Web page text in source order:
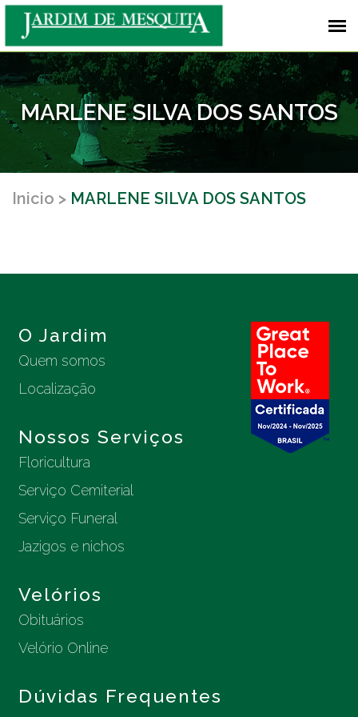
MARLENE SILVA DOS SANTOS
Inicio MARLENE SILVA DOS SANTOS
O Jardim
Quem somos
Localização
Nossos Serviços
Floricultura
Serviço Cemiterial
Serviço Funeral
Jazigos e nichos
Velórios
Obituários
Velório Online
Dúvidas Frequentes